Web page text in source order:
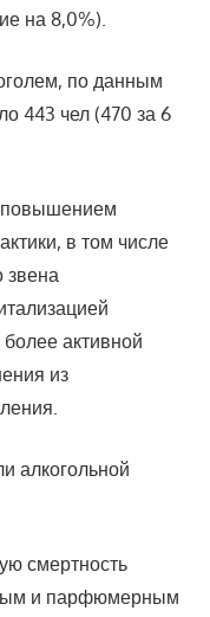
на 8,0%).
по данным
443 чел (470 за 6
повышением
в том числе
звена
активной
из
алкогольной
смертность
и парфюмерным